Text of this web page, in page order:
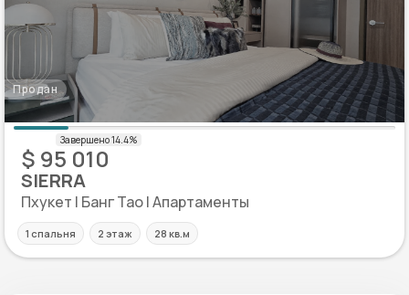
Продан
$ 95 010
SIERRA
Пхукет | Банг Тао | Апартаменты
1 спальня 2 этаж 28 кв.м